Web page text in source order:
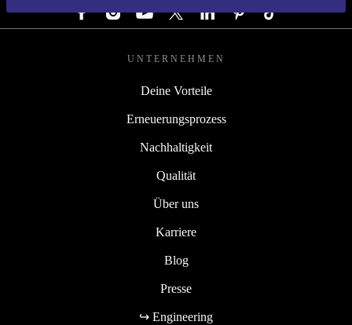
UNTERNEHMEN
Deine Vorteile
Erneuerungsprozess
Nachhaltigkeit
Qualität
Über uns
Karriere
Blog
Presse
↪ Engineering